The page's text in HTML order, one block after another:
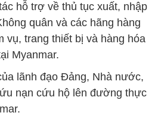
hỗ trợ về thủ tục xuất, nhập
quân và các hãng hàng
trang thiết bị và hàng hóa
Myanmar.
lãnh đạo Đảng, Nhà nước,
nạn cứu hộ lên đường thực